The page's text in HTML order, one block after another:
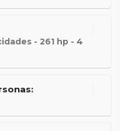
- 261 hp - 4